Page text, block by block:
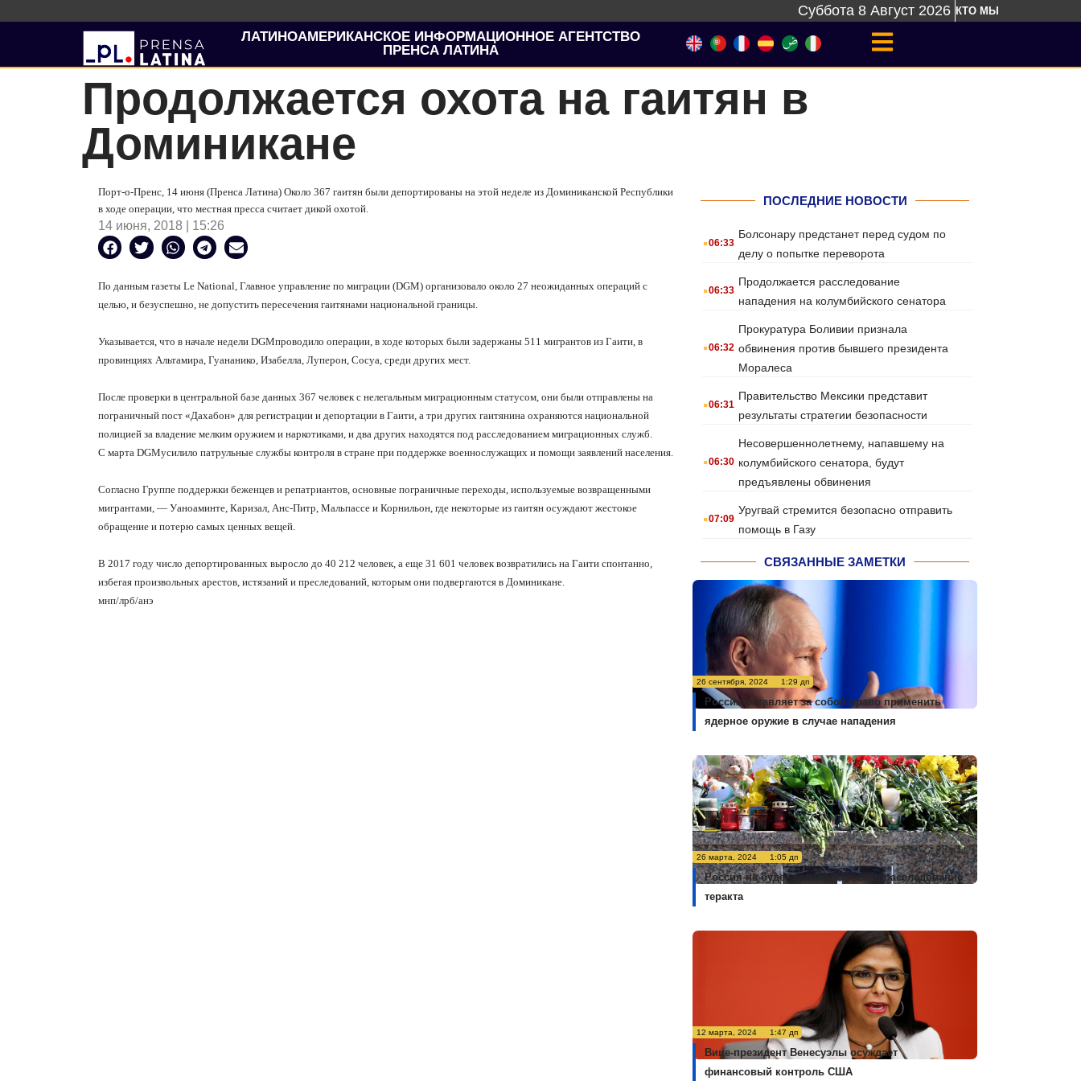
Суббота 8 Август 2026 КТО МЫ
ЛАТИНОАМЕРИКАНСКОЕ ИНФОРМАЦИОННОЕ АГЕНТСТВО
ПРЕНСА ЛАТИНА
Продолжается охота на гаитян в
Доминикане
Порт-о-Пренс, 14 июня (Пренса Латина) Около 367 гаитян были депортированы на этой неделе из Доминиканской Республики
в ходе операции, что местная пресса считает дикой охотой.
14 июня, 2018 | 15:26
По данным газеты Le National, Главное управление по миграции (DGM) организовало около 27 неожиданных операций с
целью, и безуспешно, не допустить пересечения гаитянами национальной границы.
Указывается, что в начале недели DGMпроводило операции, в ходе которых были задержаны 511 мигрантов из Гаити, в
провинциях Альтамира, Гуананико, Изабелла, Луперон, Сосуа, среди других мест.
После проверки в центральной базе данных 367 человек с нелегальным миграционным статусом, они были отправлены на
пограничный пост «Дахабон» для регистрации и депортации в Гаити, а три других гаитянина охраняются национальной
полицией за владение мелким оружием и наркотиками, и два других находятся под расследованием миграционных служб.
С марта DGMусилило патрульные службы контроля в стране при поддержке военнослужащих и помощи заявлений населения.
Согласно Группе поддержки беженцев и репатриантов, основные пограничные переходы, используемые возвращенными
мигрантами, — Уаноаминте, Каризал, Анс-Питр, Мальпассе и Корнильон, где некоторые из гаитян осуждают жестокое
обращение и потерю самых ценных вещей.
В 2017 году число депортированных выросло до 40 212 человек, а еще 31 601 человек возвратились на Гаити спонтанно,
избегая произвольных арестов, истязаний и преследований, которым они подвергаются в Доминикане.
мнп/лрб/анэ
ПОСЛЕДНИЕ НОВОСТИ
.06:33
Болсонару предстанет перед судом по
делу о попытке переворота
.06:33
Продолжается расследование
нападения на колумбийского сенатора
.06:32
Прокуратура Боливии признала
обвинения против бывшего президента
Моралеса
.06:31
Правительство Мексики представит
результаты стратегии безопасности
.06:30
Несовершеннолетнему, напавшему на
колумбийского сенатора, будут
предъявлены обвинения
.07:09
Уругвай стремится безопасно отправить
помощь в Газу
СВЯЗАННЫЕ ЗАМЕТКИ
26 сентября, 2024 1:29 дп
Россия оставляет за собой право применить
ядерное оружие в случае нападения
26 марта, 2024 1:05 дп
Россия не будет комментировать расследование
теракта
12 марта, 2024 1:47 дп
Вице-президент Венесуэлы осуждает
финансовый контроль США